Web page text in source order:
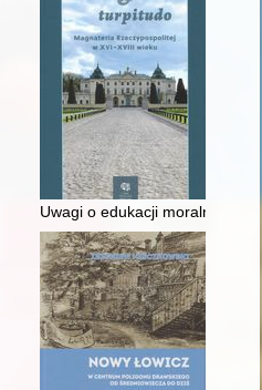
: prestiż finansowy i
Uwagi o edukacji moralnej